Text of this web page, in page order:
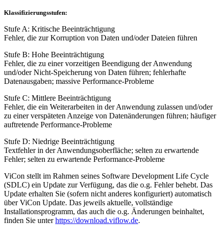
Klassifizierungsstufen:
Stufe A: Kritische Beeinträchtigung
Fehler, die zur Korruption von Daten und/oder Dateien führen
Stufe B: Hohe Beeinträchtigung
Fehler, die zu einer vorzeitigen Beendigung der Anwendung
und/oder Nicht-Speicherung von Daten führen; fehlerhafte
Datenausgaben; massive Performance-Probleme
Stufe C: Mittlere Beeinträchtigung
Fehler, die ein Weiterarbeiten in der Anwendung zulassen und/oder
zu einer verspäteten Anzeige von Datenänderungen führen; häufiger
auftretende Performance-Probleme
Stufe D: Niedrige Beeinträchtigung
Textfehler in der Anwendungsoberfläche; selten zu erwartende
Fehler; selten zu erwartende Performance-Probleme
ViCon stellt im Rahmen seines Software Development Life Cycle
(SDLC) ein Update zur Verfügung, das die o.g. Fehler behebt. Das
Update erhalten Sie (sofern nicht anderes konfiguriert) automatisch
über ViCon Update. Das jeweils aktuelle, vollständige
Installationsprogramm, das auch die o.g. Änderungen beinhaltet,
finden Sie unterhttps://download.viflow.de.